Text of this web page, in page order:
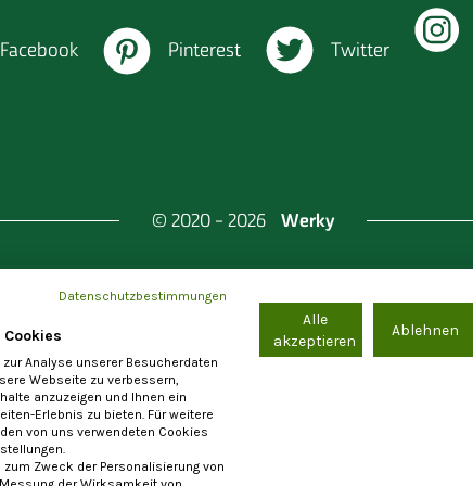
Facebook Pinterest Twitter
© 2020 - 2026 Werky
Berlin & Investitionsbank Berlin
Einstellungen Allgemeine Nutzungsbedingungen
Datenschutzbestimmungen
Cookies
Analyse unserer Besucherdaten
Webseite zu verbessern,
anzuzeigen und Ihnen ein
Erlebnis zu bieten. Für weitere
von uns verwendeten Cookies
zum Zweck der Personalisierung von
Alle
akzeptieren
Ablehnen